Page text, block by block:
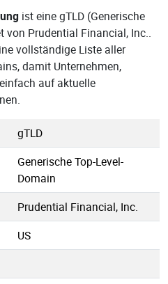
ist eine gTLD (Generische
von Prudential Financial, Inc..
vollständige Liste aller
damit Unternehmen,
auf aktuelle
gTLD
Generische Top-Level-
Domain
Prudential Financial, Inc.
US